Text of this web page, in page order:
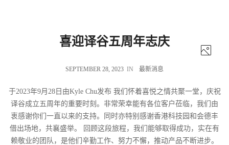
喜迎译谷五周年志庆
SEPTEMBER 28, 2023 IN 最新消息
于2023年9月28日由Kyle Chu发布 我们怀着喜悦之情共聚一堂，庆祝
译谷成立五周年的重要时刻。非常荣幸能有各位客户莅临，我们由
衷感谢你们一直以来的支持。同时亦特别感谢香港科技园和会德丰
借出场地，共襄盛举。 回顾这段旅程，我们能够取得成功，实在有
赖敬业的团队，是他们辛勤工作、努力不懈，推动产品不断进步。